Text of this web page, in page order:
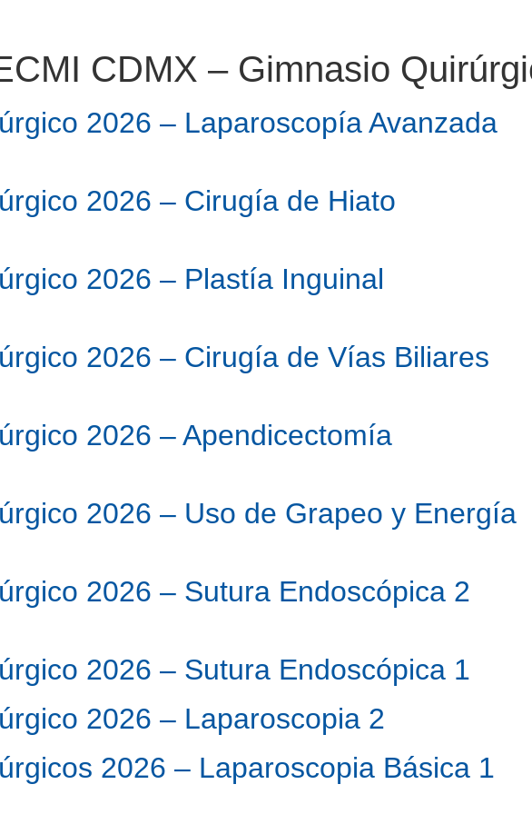
CDMX – Gimnasio
2026 – Laparoscopía Avanzada
2026 – Cirugía de Hiato
2026 – Plastía Inguinal
2026 – Cirugía de Vías Biliares
2026 – Apendicectomía
2026 – Uso de Grapeo y Energía
2026 – Sutura Endoscópica 2
2026 – Sutura Endoscópica 1
2026 – Laparoscopia 2
2026 – Laparoscopia Básica 1